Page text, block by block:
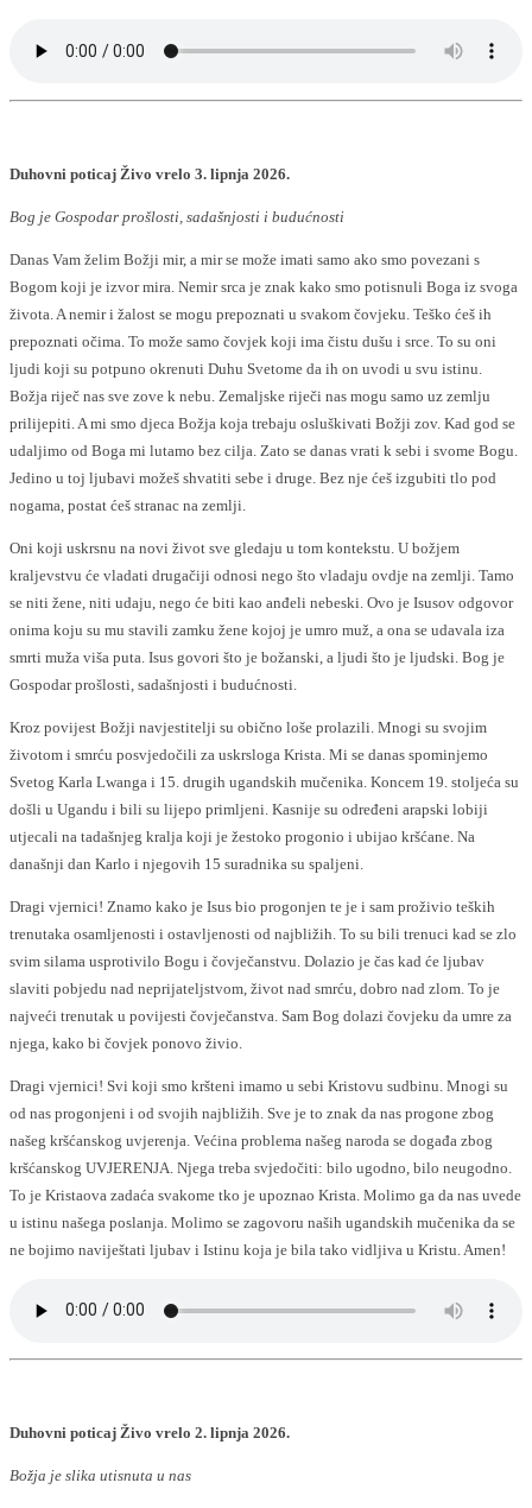
Duhovni poticaj Živo vrelo 3. lipnja 2026.
Bog je Gospodar prošlosti, sadašnjosti i budućnosti
Danas Vam želim Božji mir, a mir se može imati samo ako smo povezani s
Bogom koji je izvor mira. Nemir srca je znak kako smo potisnuli Boga iz svoga
života. A nemir i žalost se mogu prepoznati u svakom čovjeku. Teško ćeš ih
prepoznati očima. To može samo čovjek koji ima čistu dušu i srce. To su oni
ljudi koji su potpuno okrenuti Duhu Svetome da ih on uvodi u svu istinu.
Božja riječ nas sve zove k nebu. Zemaljske riječi nas mogu samo uz zemlju
prilijepiti. A mi smo djeca Božja koja trebaju osluškivati Božji zov. Kad god se
udaljimo od Boga mi lutamo bez cilja. Zato se danas vrati k sebi i svome Bogu.
Jedino u toj ljubavi možeš shvatiti sebe i druge. Bez nje ćeš izgubiti tlo pod
nogama, postat ćeš stranac na zemlji.
Oni koji uskrsnu na novi život sve gledaju u tom kontekstu. U božjem
kraljevstvu će vladati drugačiji odnosi nego što vladaju ovdje na zemlji. Tamo
se niti žene, niti udaju, nego će biti kao anđeli nebeski. Ovo je Isusov odgovor
onima koju su mu stavili zamku žene kojoj je umro muž, a ona se udavala iza
smrti muža viša puta. Isus govori što je božanski, a ljudi što je ljudski. Bog je
Gospodar prošlosti, sadašnjosti i budućnosti.
Kroz povijest Božji navjestitelji su obično loše prolazili. Mnogi su svojim
životom i smrću posvjedočili za uskrsloga Krista. Mi se danas spominjemo
Svetog Karla Lwanga i 15. drugih ugandskih mučenika. Koncem 19. stoljeća su
došli u Ugandu i bili su lijepo primljeni. Kasnije su određeni arapski lobiji
utjecali na tadašnjeg kralja koji je žestoko progonio i ubijao kršćane. Na
današnji dan Karlo i njegovih 15 suradnika su spaljeni.
Dragi vjernici! Znamo kako je Isus bio progonjen te je i sam proživio teških
trenutaka osamljenosti i ostavljenosti od najbližih. To su bili trenuci kad se zlo
svim silama usprotivilo Bogu i čovječanstvu. Dolazio je čas kad će ljubav
slaviti pobjedu nad neprijateljstvom, život nad smrću, dobro nad zlom. To je
najveći trenutak u povijesti čovječanstva. Sam Bog dolazi čovjeku da umre za
njega, kako bi čovjek ponovo živio.
Dragi vjernici! Svi koji smo kršteni imamo u sebi Kristovu sudbinu. Mnogi su
od nas progonjeni i od svojih najbližih. Sve je to znak da nas progone zbog
našeg kršćanskog uvjerenja. Većina problema našeg naroda se događa zbog
kršćanskog UVJERENJA. Njega treba svjedočiti: bilo ugodno, bilo neugodno.
To je Kristaova zadaća svakome tko je upoznao Krista. Molimo ga da nas uvede
u istinu našega poslanja. Molimo se zagovoru naših ugandskih mučenika da se
ne bojimo naviještati ljubav i Istinu koja je bila tako vidljiva u Kristu. Amen!
Duhovni poticaj Živo vrelo 2. lipnja 2026.
Božja je slika utisnuta u nas